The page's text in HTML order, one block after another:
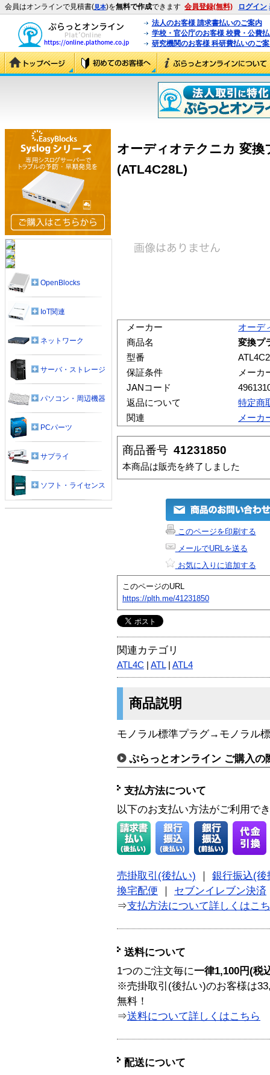
会員はオンラインで見積書(見本)を無料で作成できます 会員登録(無料) ログイン
法人のお客様 請求書払いのご案内
学校・官公庁のお客様 校費・公費
研究機関のお客様 科研費払いのご
オーディオテクニカ 変換
(ATL4C28L)
メーカー
オーデ
商品名
変換プ
型番
保証条件
メーカ
JANコード
返品について
特定商
関連
メーカ
商品番号 41231850
本商品は販売を終了しました
このページを印刷する
メールでURLを送る
お気に入りに追加する
このページのURL
https://plth.me/41231850
関連カテゴリ
ATL4C ATL| ATL4
商品説明
モノラル標準プラグ→モノラル
ぷらっとオンライン ご購入の
支払方法について
以下のお支払い方法がご利用で
売掛取引(後払い)
銀行振込(後
換宅配便
セブンイレブン決済
⇒支払方法について詳しくはこ
送料について
1つのご注文毎に一律1,100円(税
※売掛取引(後払い)のお客様は
無料！
⇒送料について詳しくはこちら
配送について
OpenBlocks
IoT関連
ネットワーク
サーバ・ストレージ
パソコン・周辺機器
PCパーツ
サプライ
ソフト・ライセンス